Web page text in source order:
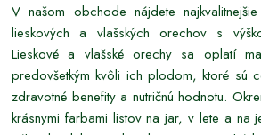
V našom obchode nájdete
lieskových a vlašských orechov s
Lieskové a vlašské orechy sa oplatí
predovšetkým kvôli ich plodom, ktoré sú
zdravotné benefity a nutričnú hodnotu.
krásnymi farbami listov na jar, v lete a na